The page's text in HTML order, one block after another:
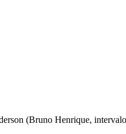
(Bruno Henrique,